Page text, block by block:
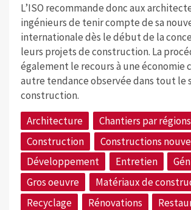
L’ISO recommande donc aux
ingénieurs de tenir compte de sa
internationale dès le début de la
leurs projets de construction. La
également le recours à une économie
autre tendance observée dans tout le
construction.
Architecture
Chantiers par régions
Construction
Constructions
Développement
Entretien
Gros oeuvre
Matériaux de
Recyclage
Rénovations